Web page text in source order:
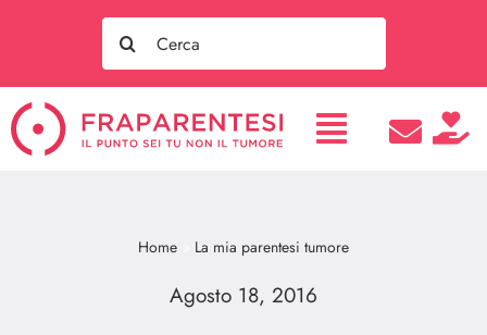
Search
for:
Home La mia parentesi tumore
Agosto 18, 2016